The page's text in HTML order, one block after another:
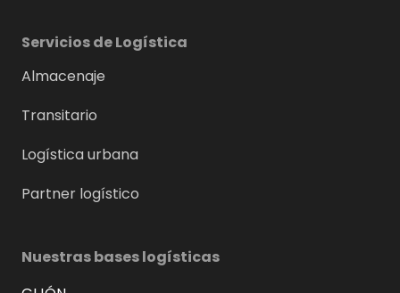
Servicios de Logística
Almacenaje
Transitario
Logística urbana
Partner logístico
Nuestras bases logísticas